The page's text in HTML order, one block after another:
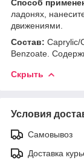
Способ
ладонях,
движениями.
Состав: Caprylic/
Benzoate.
Скрыть
Условия
Самовывоз
Доставка